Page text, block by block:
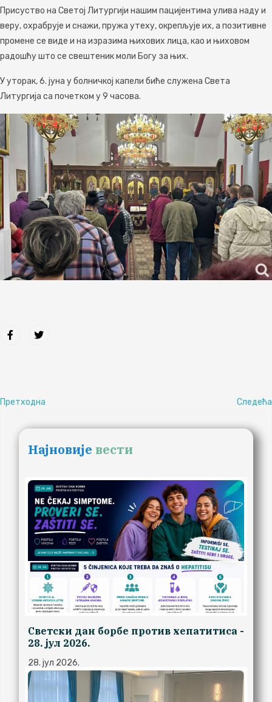
Присуство на Светој Литургији нашим пацијентима улива наду и
веру, охрабрује и снажи, пружа утеху, окрепљује их, а позитивне
промене се виде и на изразима њихових лица, као и њиховом
радошћу што се свештеник моли Богу за њих.
У уторак, 6. јуна у болничкој капели биће служена Света
Литургија са почетком у 9 часова.
Претходна Следећа
Најновије вести
Светски дан борбе против хепатитиса -
28. јул 2026.
28. јул 2026.